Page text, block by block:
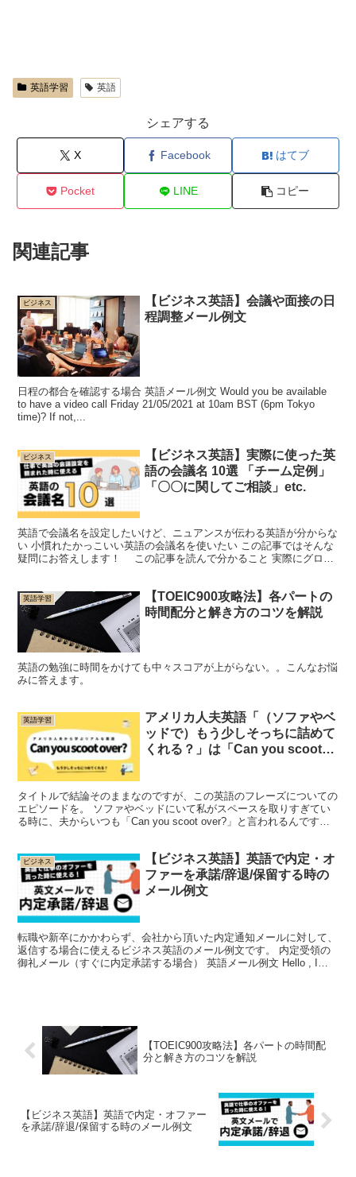
英語学習 英語
シェアする
X Facebook はてブ
Pocket LINE コピー
関連記事
ビジネス
【ビジネス英語】会議や面接の日
程調整メール例文
日程の都合を確認する場合 英語メール例文 Would you be available
to have a video call Friday 21/05/2021 at 10am BST (6pm Tokyo
time)? If not,...
ビジネス
【ビジネス英語】実際に使った英
語の会議名 10選 「チーム定例」
「〇〇に関してご相談」etc.
英語で会議名を設定したいけど、ニュアンスが伝わる英語が分からな
い 小慣れたかっこいい英語の会議名を使いたい この記事ではそんな
疑問にお答えします！ この記事を読んで分かること 実際にグロー
英語学習
【TOEIC900攻略法】各パートの
時間配分と解き方のコツを解説
英語の勉強に時間をかけても中々スコアが上がらない。。こんなお悩
みに答えます。
英語学習
アメリカ人夫英語「（ソファやベ
ッドで）もう少しそっちに詰めて
くれる？」は「Can you scoot
タイトルで結論そのままなのですが、この英語のフレーズについての
エピソードを。 ソファやベッドにいて私がスペースを取りすぎてい
る時に、夫からいつも「Can you scoot over?」と言われるんです。
ビジネス
【ビジネス英語】英語で内定・オ
ファーを承諾/辞退/保留する時の
メール例文
転職や新卒にかかわらず、会社から頂いた内定通知メールに対して、
返信する場合に使えるビジネス英語のメール例文です。 内定受領の
御礼メール（すぐに内定承諾する場合） 英語メール例文 Hello , I
【TOEIC900攻略法】各パートの時間配
分と解き方のコツを解説
【ビジネス英語】英語で内定・オファー
を承諾/辞退/保留する時のメール例文